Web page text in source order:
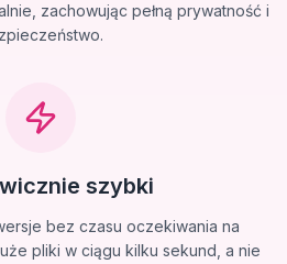
zachowując pełną prywatność i
szybki
bez czasu oczekiwania na
pliki w ciągu kilku sekund, a nie